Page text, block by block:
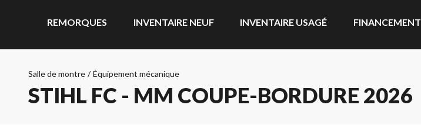
REMORQUES INVENTAIRE NEUF INVENTAIRE USAGÉ FINANCEMENT
Salle de montre / Équipement mécanique
STIHL FC - MM COUPE-BORDURE 2026